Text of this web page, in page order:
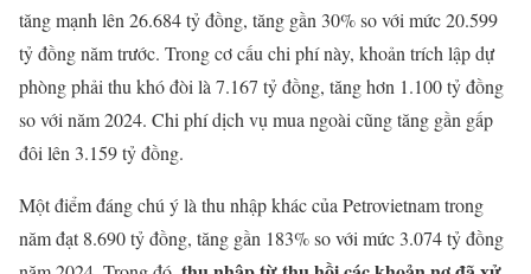
tăng mạnh lên 26.684 tỷ đồng, tăng gần 30% so với mức 20.599
tỷ đồng năm trước. Trong cơ cấu chi phí này, khoản trích lập dự
phòng phải thu khó đòi là 7.167 tỷ đồng, tăng hơn 1.100 tỷ đồng
so với năm 2024. Chi phí dịch vụ mua ngoài cũng tăng gần gấp
đôi lên 3.159 tỷ đồng.
Một điểm đáng chú ý là thu nhập khác của Petrovietnam trong
năm đạt 8.690 tỷ đồng, tăng gần 183% so với mức 3.074 tỷ đồng